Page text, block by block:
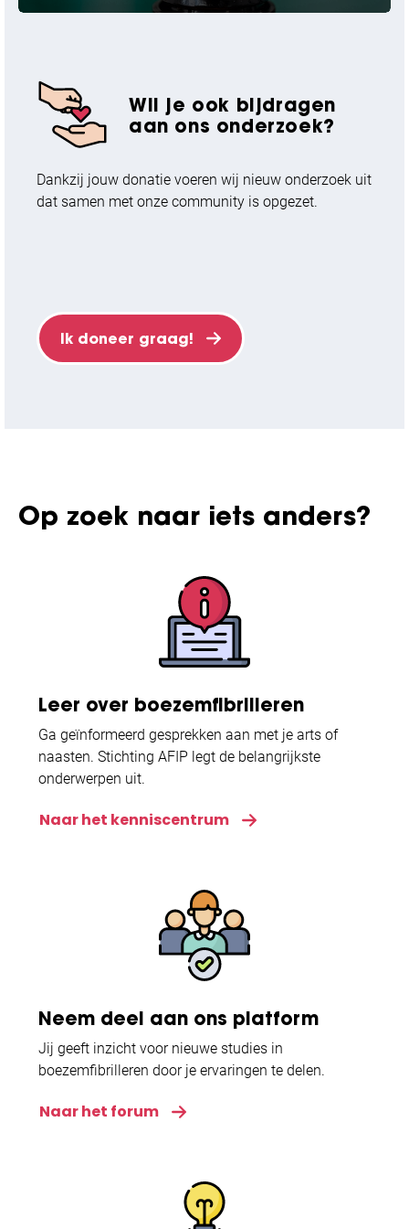
in 2006 als eerste onderzoekster aan dat GGA goed
Wil je ook bijdragen
aan ons onderzoek?
Dankzij jouw donatie voeren wij nieuw onderzoek uit
dat samen met onze community is opgezet.
Ik doneer graag!
Op zoek naar iets anders?
Leer over boezemfibrilleren
Ga geïnformeerd gesprekken aan met je arts of
naasten. Stichting AFIP legt de belangrijkste
onderwerpen uit.
Naar het kenniscentrum
Neem deel aan ons platform
Jij geeft inzicht voor nieuwe studies in
boezemfibrilleren door je ervaringen te delen.
Naar het forum